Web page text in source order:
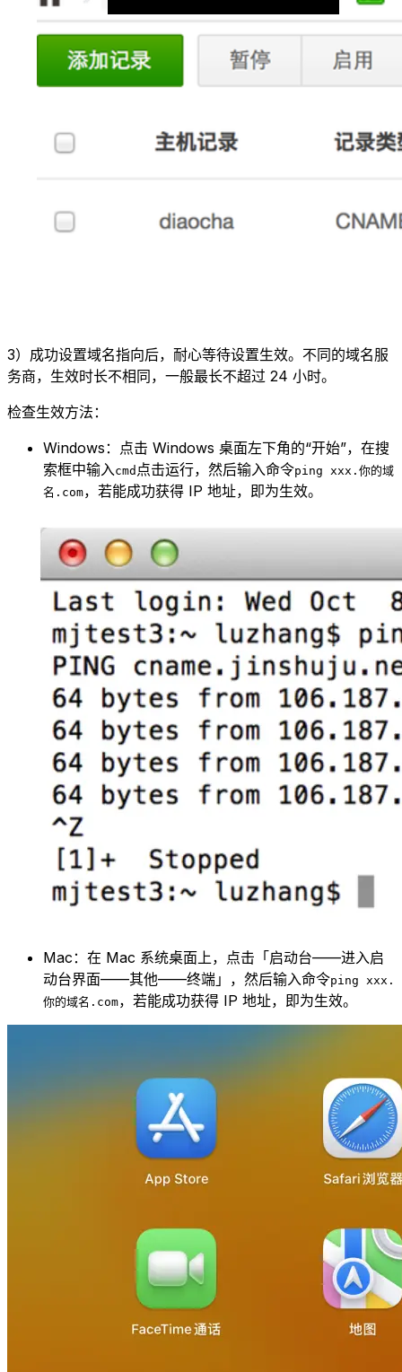
3）成功设置域名指向后，耐心等待设置生效。不同的域名服
务商，生效时长不相同，一般最长不超过 24 小时。
检查生效方法：
Windows：点击 Windows 桌面左下角的“开始”，在搜
索框中输入cmd 点击运行，然后输入命令ping xxx.你的域
名.com，若能成功获得 IP 地址，即为生效。
Mac：在 Mac 系统桌面上，点击「启动台——进入启
动台界面——其他——终端」，然后输入命令ping xxx.
你的域名.com，若能成功获得 IP 地址，即为生效。